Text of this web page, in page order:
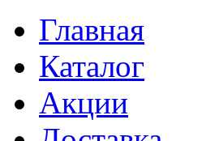
Главная
Каталог
Акции